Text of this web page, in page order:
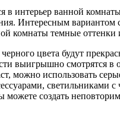
интерьер ванной
Интересным
комнаты темные оттенки
цвета будут
выигрышно смотрятся
можно использовать
создать